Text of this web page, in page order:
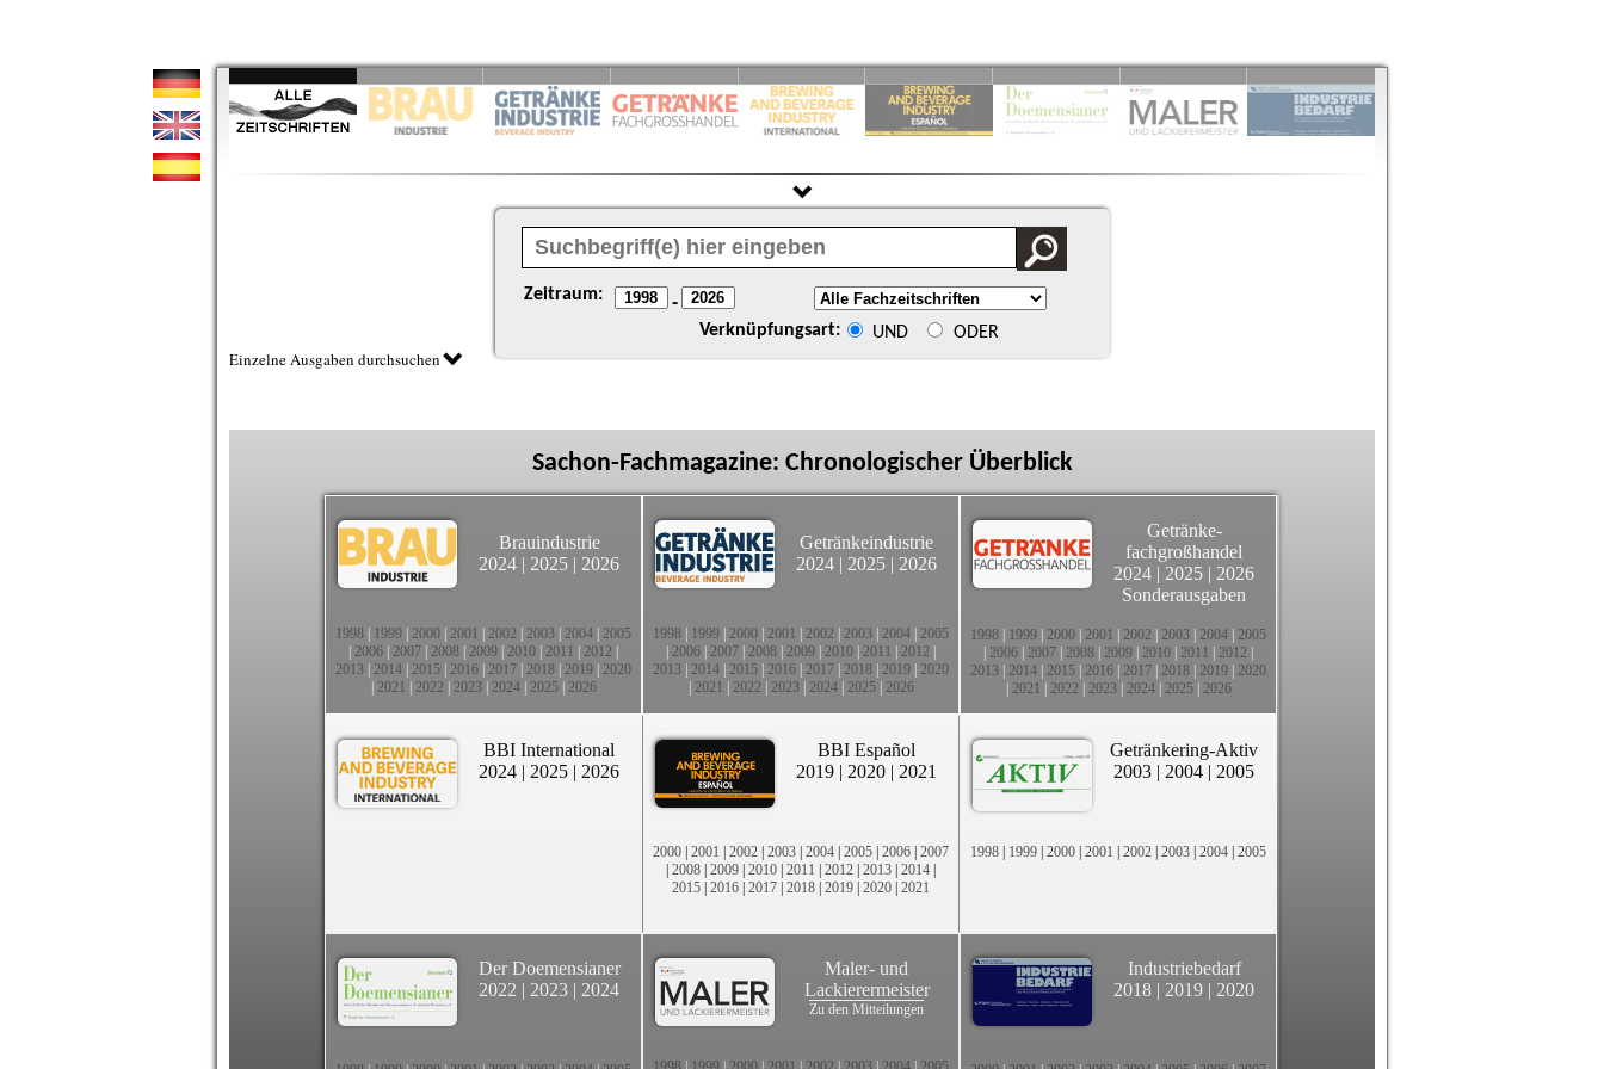
Zeitraum: -
Verknüpfungsart: UND ODER
Einzelne Ausgaben durchsuchen
Sachon-Fachmagazine: Chronologischer Überblick
Brauindustrie
2024 | 2025 | 2026
1998 1999 2000 2001 2002 2003 2004 2005
2006 2007 2008 2009 2010 2011 2012
2013 2014 2015 2016 2017 2018 2019 2020
2021 2022 2023| 2024| 2025| 2026
Getränkeindustrie
2024 | 2025 | 2026
1998 1999 2000 2001 2002 2003 2004 2005
2006 2007 2008 2009 2010 2011 2012
2013 2014 2015 2016 2017 2018 2019 2020
2021 2022 2023| 2024| 2025| 2026
Getränke-
fachgroßhandel
2024 | 2025 | 2026
Sonderausgaben
1998 1999 2000 2001 2002 2003 2004 2005
2006 2007 2008 2009 2010 2011 2012
2013 2014 2015 2016 2017 2018 2019 2020
2021 2022 2023| 2024| 2025| 2026
BBI International
2024 | 2025 | 2026
BBI Español
2019 | 2020 | 2021
2000 | 2001 | 2002 | 2003 | 2004 | 2005 | 2006 | 2007
| 2008 | 2009 | 2010 | 2011 | 2012 | 2013 | 2014 |
2015 | 2016 | 2017 | 2018 | 2019 | 2020 | 2021
Getränkering-Aktiv
2003 | 2004 | 2005
1998 | 1999 | 2000 | 2001 | 2002 | 2003 | 2004 | 2005
Der Doemensianer
2022 | 2023 | 2024
Maler- und
Lackierermeister
Zu den Mitteilungen
Industriebedarf
2018 | 2019 | 2020